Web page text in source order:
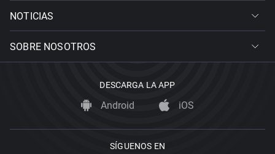
NOTICIAS
SOBRE NOSOTROS
DESCARGA LA APP
Android iOS
SÍGUENOS EN